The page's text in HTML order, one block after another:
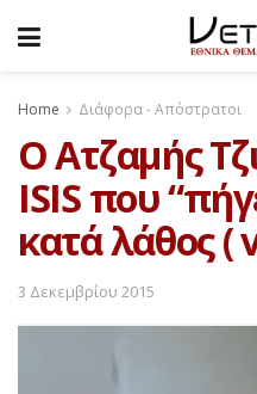
Home Διάφορα - Απόστρατοι
O Ατζαμής
ISIS που
κατά λάθος (
3 Δεκεμβρίου 2015